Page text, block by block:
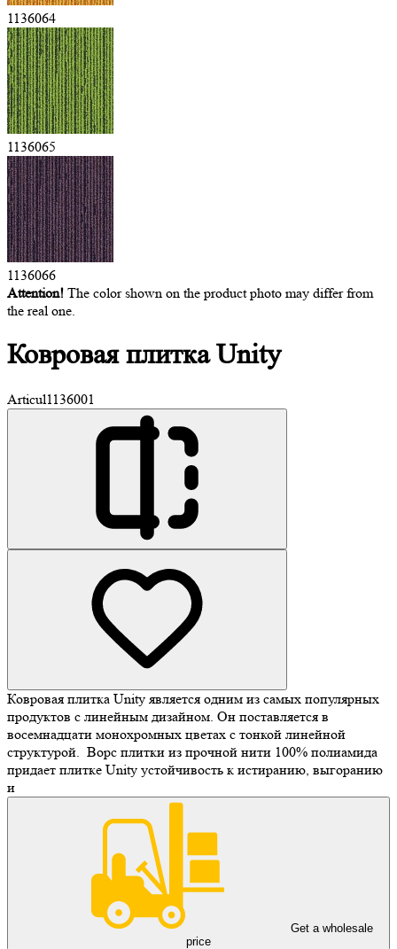
1136064
1136065
1136066
Attention! The color shown on the product photo may differ from
the real one.
Ковроваяплитка Unity
Articul1136001
Ковровая плитка Unity является одним из самых популярных
продуктов с линейным дизайном. Он поставляется в
восемнадцати монохромных цветах с тонкой линейной
структурой. Ворс плитки из прочной нити 100% полиамида
придает плитке Unity устойчивость к истиранию, выгоранию
и
Get a wholesale
price